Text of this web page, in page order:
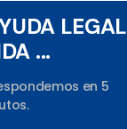
LEGAL
...
en 5